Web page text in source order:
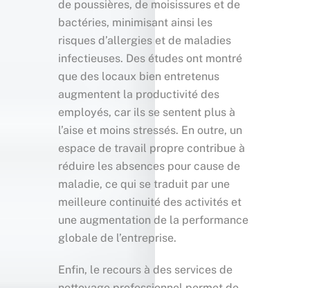
de poussières, de moisissures et de
bactéries, minimisant ainsi les
risques d’allergies et de maladies
infectieuses. Des études ont montré
que des locaux bien entretenus
augmentent la productivité des
employés, car ils se sentent plus à
l’aise et moins stressés. En outre, un
espace de travail propre contribue à
réduire les absences pour cause de
maladie, ce qui se traduit par une
meilleure continuité des activités et
une augmentation de la performance
globale de l’entreprise.
Enfin, le recours à des services de